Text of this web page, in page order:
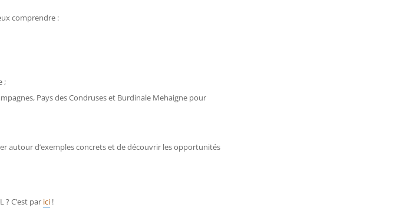
comprendre :
;
Pays des Condruses et Burdinale Mehaigne pour
autour d’exemples concrets et de découvrir les opportunités
? C’est par ici!